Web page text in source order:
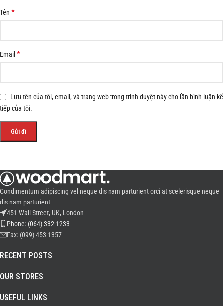
Tên *
Email *
Lưu tên của tôi, email, và trang web trong trình duyệt này cho lần bình luận kế
tiếp của tôi.
Condimentum adipiscing vel neque dis nam parturient orci at scelerisque neque
dis nam parturient.
451 Wall Street, UK, London
Phone: (064) 332-1233
Fax: (099) 453-1357
RECENT POSTS
OUR STORES
USEFUL LINKS